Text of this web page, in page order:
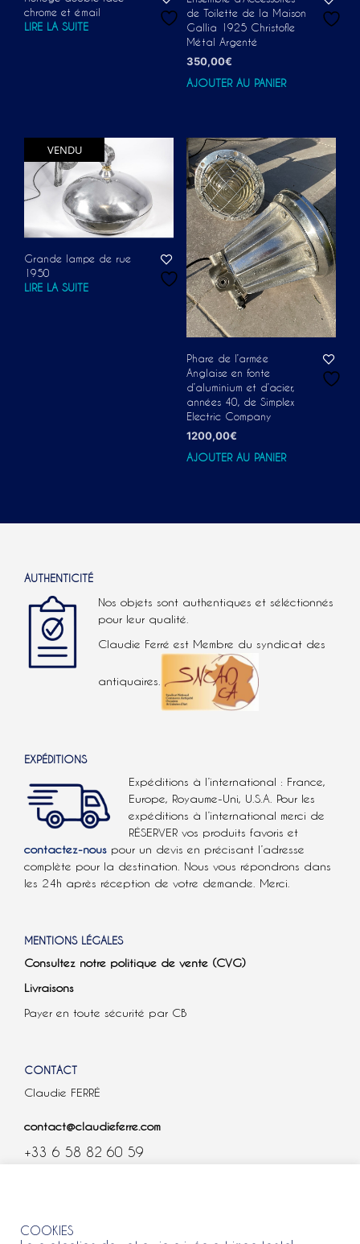
chrome et émail
LIRE LA SUITE
de Toilette de la Maison
Gallia 1925 Christofle
Métal Argenté
350,00€
AJOUTER AU PANIER
VENDU
Grande lampe de rue
1950
LIRE LA SUITE
Phare de l’armée
Anglaise en fonte
d’aluminium et d’acier,
années 40, de Simplex
Electric Company
1200,00€
AJOUTER AU PANIER
AUTHENTICITÉ
Nos objets sont authentiques et séléctionnés
pour leur qualité.
Claudie Ferré est Membre du syndicat des
antiquaires.
EXPÉDITIONS
Expéditions à l’international : France,
Europe, Royaume-Uni, U.S.A. Pour les
expéditions à l’international merci de
RÉSERVER vos produits favoris et
contactez-nous pour un devis en précisant l’adresse
complète pour la destination. Nous vous répondrons dans
les 24h après réception de votre demande. Merci.
MENTIONS LÉGALES
Consultez notre politique de vente (CVG)
Livraisons
Payer en toute sécurité par CB
CONTACT
Claudie FERRÉ
contact@claudieferre.com
+33 6 58 82 60 59
COOKIES